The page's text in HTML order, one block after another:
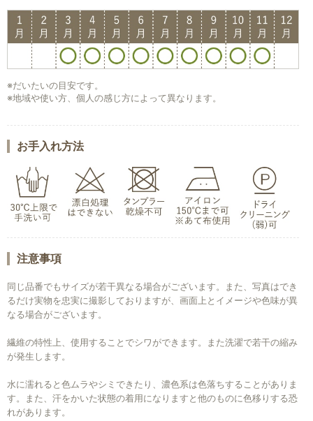
※だいたいの目安です。
※地域や使い方、個人の感じ方によって異なります。
お手入れ方法
注意事項
同じ品番でもサイズが若干異なる場合がございます。また、写真はでき
るだけ実物を忠実に撮影しておりますが、画面上とイメージや色味が異
なる場合がございます。
繊維の特性上、使用することでシワができます。また洗濯で若干の縮み
が発生します。
水に濡れると色ムラやシミできたり、濃色系は色落ちすることがありま
す。また、汗をかいた状態の着用になりますと他のものに色移りする恐
れがあります。